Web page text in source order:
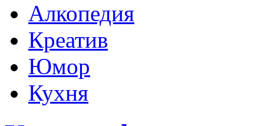
Алкопедия
Креатив
Юмор
Кухня